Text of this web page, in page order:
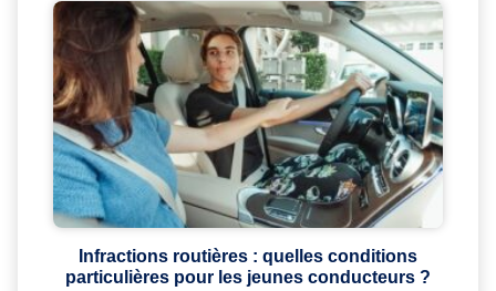
Infractions routières : quelles conditions
particulières pour les jeunes conducteurs ?